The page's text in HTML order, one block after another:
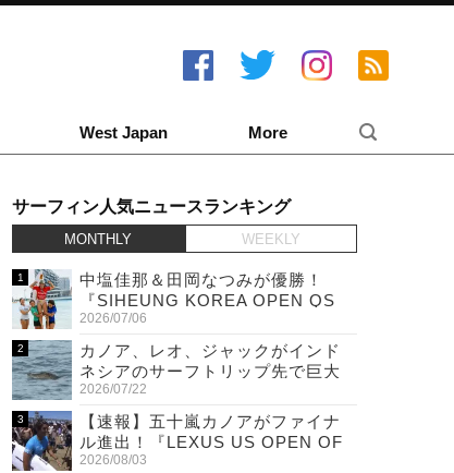
West Japan More
サーフィン人気ニュースランキング
MONTHLY WEEKLY
中塩佳那＆田岡なつみが優勝！
『SIHEUNG KOREA OPEN QS
6,000 & LQS』
2026/07/06
カノア、レオ、ジャックがインド
ネシアのサーフトリップ先で巨大
ワニと遭遇！
2026/07/22
【速報】五十嵐カノアがファイナ
ル進出！『LEXUS US OPEN OF
SURFING』
2026/08/03